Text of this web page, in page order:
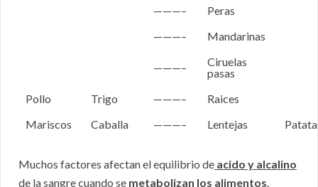
———–
Peras
———–
Mandarinas
———–
Ciruelas
pasas
Pollo
Trigo ———–
Raices
Mariscos
Caballa ———– Lentejas
Muchos factores afectan el equilibrio de acido y alcalino
de la sangre cuando se metabolizan los alimentos.